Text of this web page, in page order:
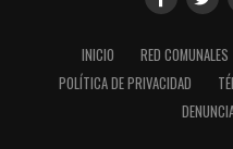
INICIO RED COMUNALES
POLÍTICA DE PRIVACIDAD